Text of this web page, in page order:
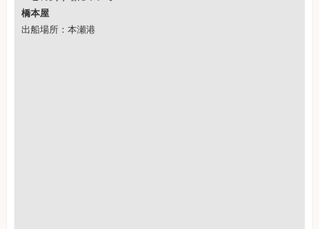
橋本屋
出船場所：本瀬港